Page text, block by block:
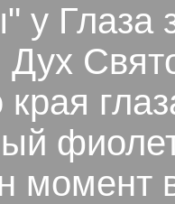
у Глаза
края
момент